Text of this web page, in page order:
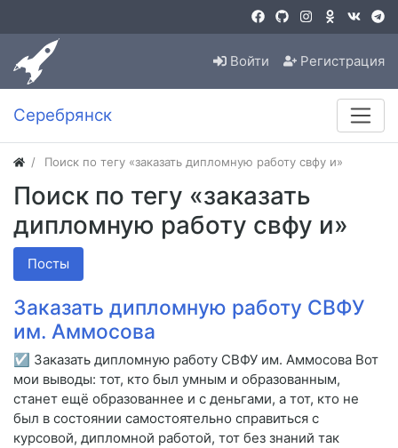
Войти Регистрация
Серебрянск
Поиск по тегу «заказать дипломную работу свфу и»
Поиск по тегу «заказать
дипломную работу свфу и»
Посты
Заказать дипломную работу СВФУ
им. Аммосова
☑ Заказать дипломную работу СВФУ им. Аммосова Вот
мои выводы: тот, кто был умным и образованным,
станет ещё образованнее и с деньгами, а тот, кто не
был в состоянии самостоятельно справиться с
курсовой, дипломной работой, тот без знаний так